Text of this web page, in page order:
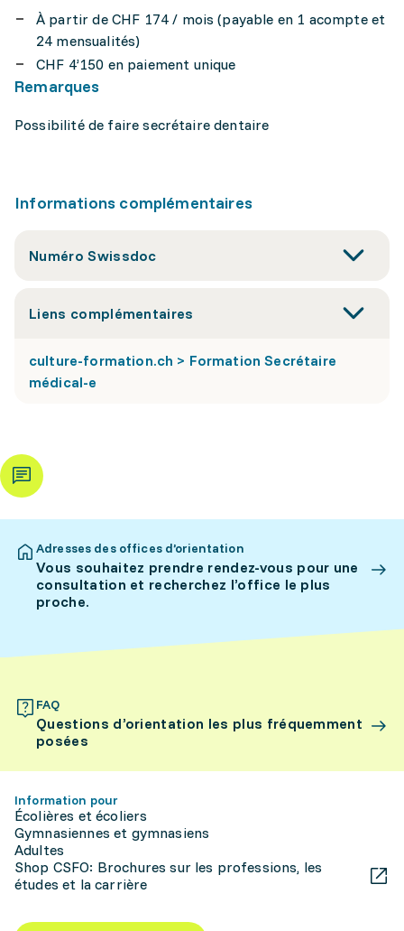
À partir de CHF 174 / mois (payable en 1 acompte et
24 mensualités)
CHF 4’150 en paiement unique
Remarques
Possibilité de faire secrétaire dentaire
Informations complémentaires
Numéro Swissdoc
Liens complémentaires
culture-formation.ch > Formation Secrétaire
médical-e
Adresses des offices d’orientation
Vous souhaitez prendre rendez-vous pour une
consultation et recherchez l’office le plus
proche.
FAQ
Questions d’orientation les plus fréquemment
posées
Information pour
Écolières et écoliers
Gymnasiennes et gymnasiens
Adultes
Shop CSFO: Brochures sur les professions, les
études et la carrière